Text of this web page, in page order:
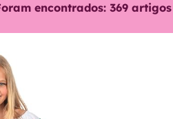
encontrados: 369 artigos